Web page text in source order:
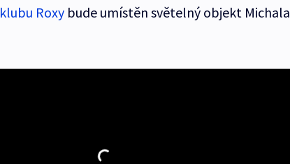
klubu Roxybude umístěn světelný objekt Michala